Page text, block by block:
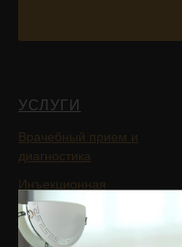
УСЛУГИ
Врачебный прием и
диагностика
Инъекционная
косметология
PRP-терапия